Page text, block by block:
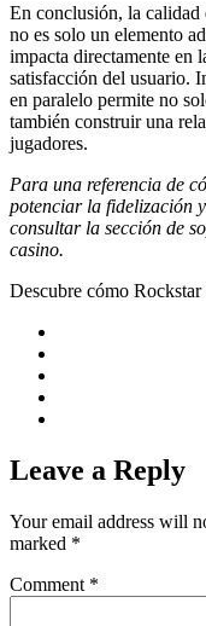
En conclusión, la calidad
no es solo un elemento
impacta directamente en
satisfacción del usuario.
en paralelo permite no
también construir una
jugadores.
Para una referencia de
potenciar la fidelización
consultar la sección de
casino.
Descubre cómo
Leave a Reply
Your email address will
marked *
Comment *